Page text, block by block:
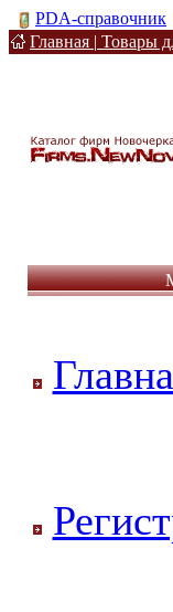
PDA-справочник
Главная | Товары